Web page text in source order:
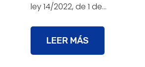
ley 14/2022, de 1 de…
LEER MÁS